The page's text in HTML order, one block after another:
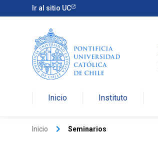
Ir al sitio UC
Inicio Instituto
Inicio keyboard_arrow_right Seminarios